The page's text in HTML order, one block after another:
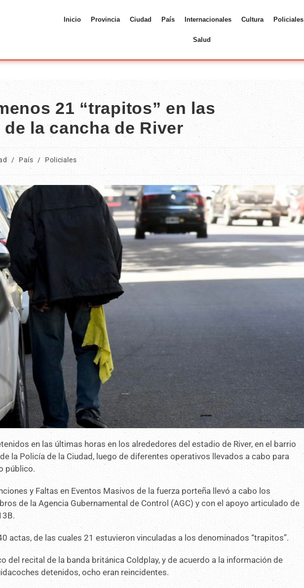
Inicio Provincia Ciudad País Internacionales Cultura Policiales
Salud
21 “trapitos” en las
la cancha de River
/ País / Policiales
en las últimas horas en los alrededores del estadio de River, en el barrio
la Policía de la Ciudad, luego de diferentes operativos llevados a cabo para
público.
y Faltas en Eventos Masivos de la fuerza porteña llevó a cabo los
de la Agencia Gubernamental de Control (AGC) y con el apoyo articulado de
actas, de las cuales 21 estuvieron vinculadas a los denominados “trapitos”.
del recital de la banda británica Coldplay, y de acuerdo a la información de
detenidos, ocho eran reincidentes.